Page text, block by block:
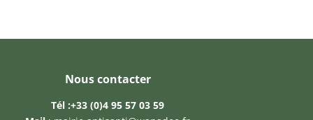
Nous contacter
Tél :+33 (0)4 95 57 03 59